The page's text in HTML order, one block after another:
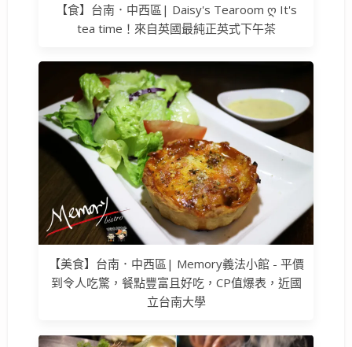
【食】台南．中西區| Daisy's Tearoom ღ It's
tea time！來自英國最純正英式下午茶
【美食】台南．中西區| Memory義法小館 - 平價
到令人吃驚，餐點豐富且好吃，CP值爆表，近國
立台南大學